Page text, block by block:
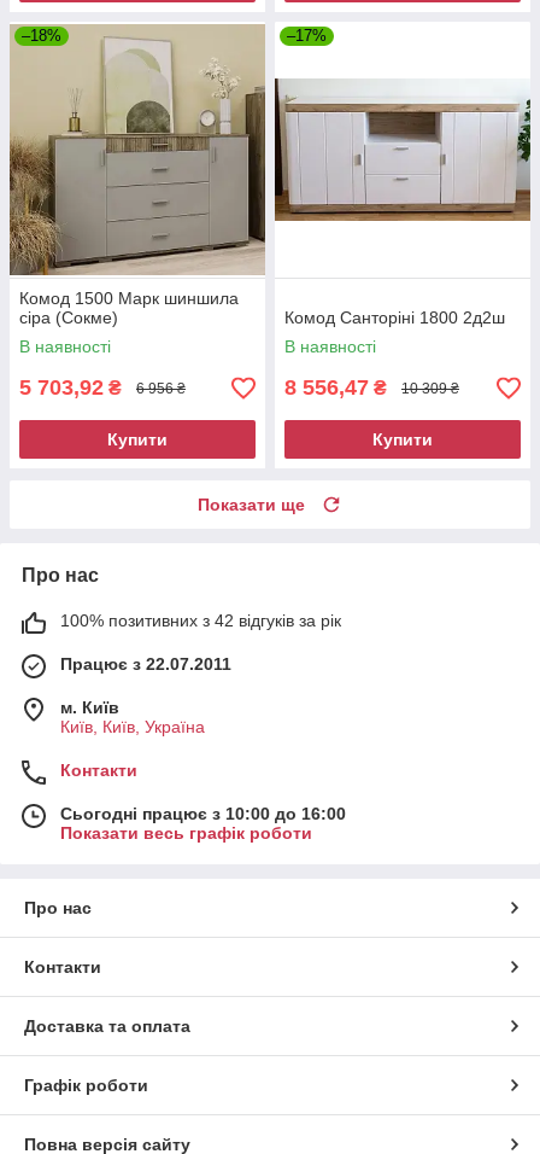
–18%
Комод 1500 Марк шиншила
сіра (Сокме)
В наявності
5 703,92 ₴ 6 956 ₴
Купити
–17%
Комод Санторіні 1800 2д2ш
В наявності
8 556,47 ₴ 10 309 ₴
Купити
Показати ще
Про нас
100% позитивних з 42 відгуків за рік
Працює з 22.07.2011
м. Київ
Київ, Київ, Україна
Контакти
Сьогодні працює з 10:00 до 16:00
Показати весь графік роботи
Про нас
Контакти
Доставка та оплата
Графік роботи
Повна версія сайту